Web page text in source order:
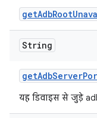
getAdbRoot
String
getAdbServer
यह डिवाइस से जुड़े adb